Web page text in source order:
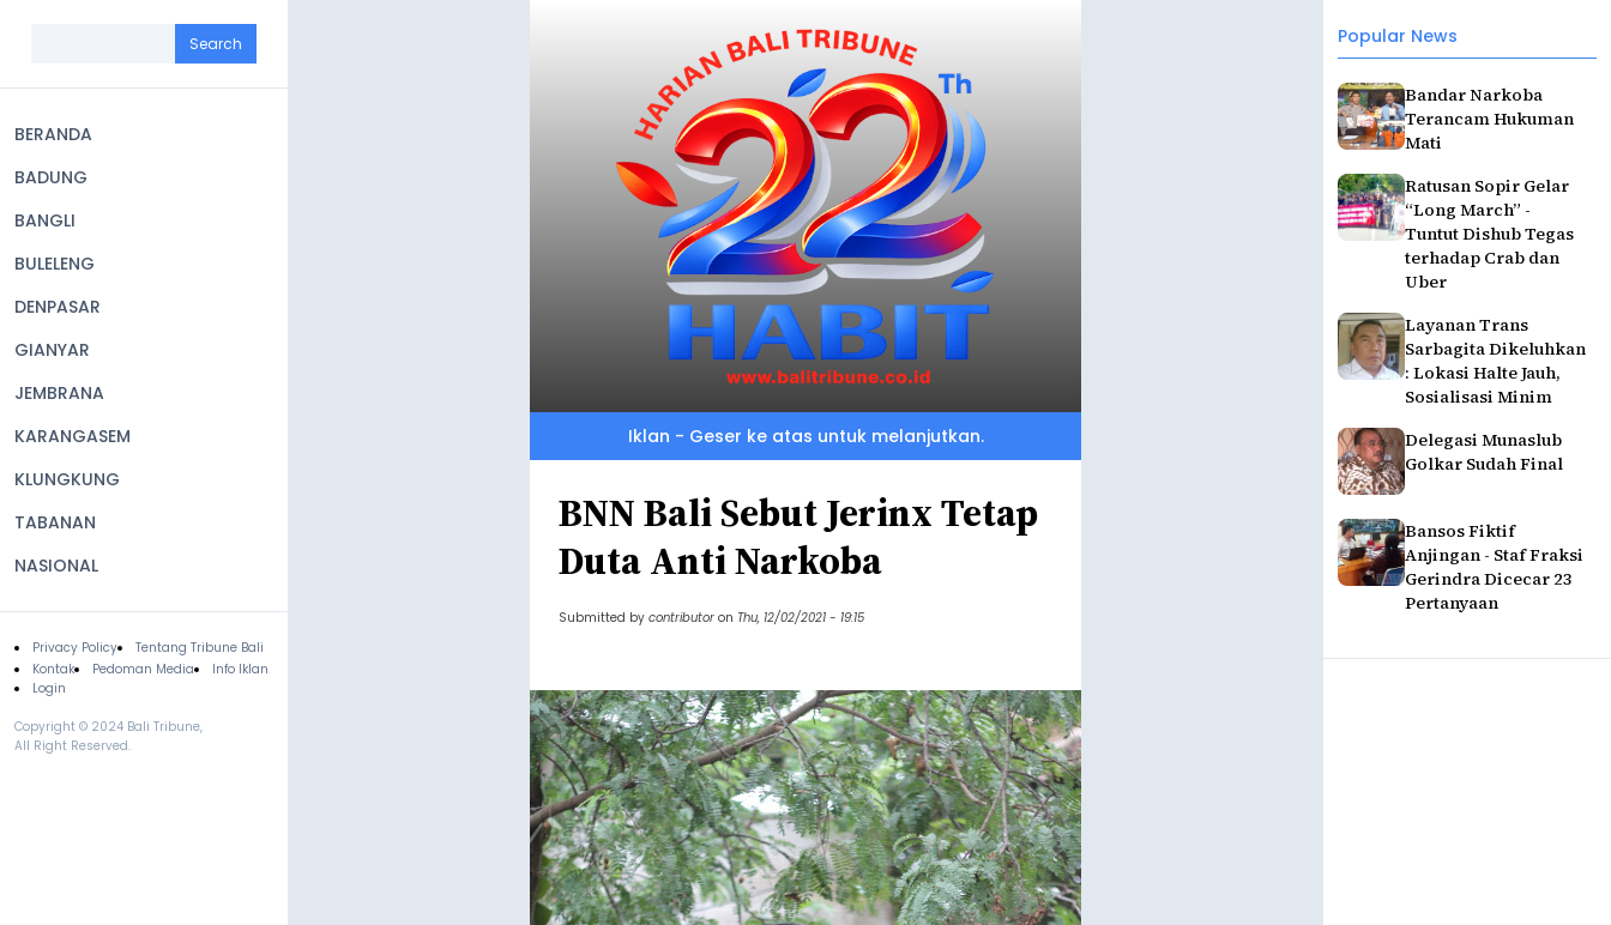
navigation
BERANDA
BADUNG
BANGLI
BULELENG
DENPASAR
GIANYAR
JEMBRANA
KARANGASEM
KLUNGKUNG
TABANAN
NASIONAL
Footer
Privacy Policy
Tentang Tribune Bali
Kontak
Pedoman Media
Info Iklan
Login
Copyright © 2024 Bali Tribune,
All Right Reserved.
Popular News
Bandar Narkoba
Terancam Hukuman
Mati
Ratusan Sopir Gelar
“Long March” -
Tuntut Dishub Tegas
terhadap Crab dan
Uber
Layanan Trans
Sarbagita Dikeluhkan
: Lokasi Halte Jauh,
Sosialisasi Minim
Delegasi Munaslub
Golkar Sudah Final
Bansos Fiktif
Anjingan - Staf Fraksi
Gerindra Dicecar 23
Pertanyaan
Iklan - Geser ke atas untuk melanjutkan.
BNN Bali Sebut Jerinx Tetap
Duta Anti Narkoba
Submitted by contributor on Thu, 12/02/2021 - 19:15